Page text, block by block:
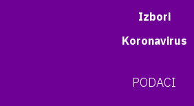
Izbori
Koronavirus
PODACI